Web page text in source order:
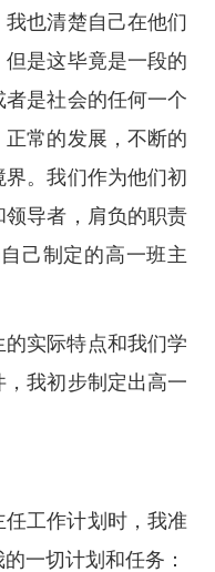
也清楚自己在他们
是这毕竟是一段的
是社会的任何一个
常的发展，不断的
。我们作为他们初
导者，肩负的职责
己制定的高一班主
实际特点和我们学
我初步制定出高一
工作计划时，我准
一切计划和任务：